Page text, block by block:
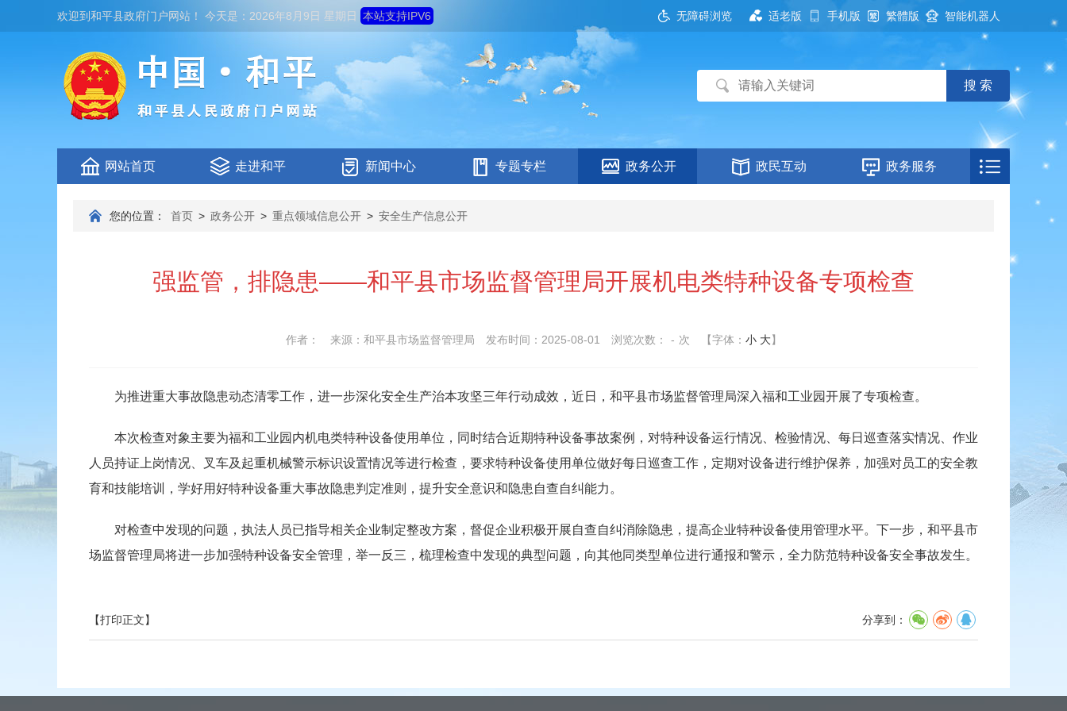
欢迎到和平县政府门户网站 ！ 今天是： 2026年8月9日 星期日 本站支持IPV6 无障碍浏览 适老版 手机版 繁體版 智能机器人
网站首页 走进和平 新闻中心 专题专栏 政务公开 政民互动 政务服务
您的位置： 首页 > 政务公开 > 重点领域信息公开 > 安全生产信息公开
强监管，排隐患——和平县市场监督管理局开展机电类特种设备专项检查
作者： 来源：和平县市场监督管理局 发布时间：2025-08-01 浏览次数： - 次 【字体： 小 大】
为推进重大事故隐患动态清零工作，进一步深化安全生产治本攻坚三年行动成效，近日，和平县市场监督管理局深入福和工业园开展了专项检查。
本次检查对象主要为福和工业园内机电类特种设备使用单位，同时结合近期特种设备事故案例，对特种设备运行情况、检验情况、每日巡查落实情况、作业
人员持证上岗情况、叉车及起重机械警示标识设置情况等进行检查，要求特种设备使用单位做好每日巡查工作，定期对设备进行维护保养，加强对员工的安全教
育和技能培训，学好用好特种设备重大事故隐患判定准则，提升安全意识和隐患自查自纠能力。
对检查中发现的问题，执法人员已指导相关企业制定整改方案，督促企业积极开展自查自纠消除隐患，提高企业特种设备使用管理水平。下一步，和平县市
场监督管理局将进一步加强特种设备安全管理，举一反三，梳理检查中发现的典型问题，向其他同类型单位进行通报和警示，全力防范特种设备安全事故发生。
分享到：
【打印正文】